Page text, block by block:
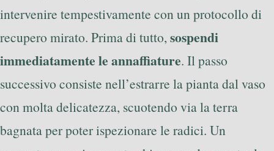
intervenire tempestivamente con un protocollo di
recupero mirato. Prima di tutto, sospendi
immediatamente le annaffiature. Il passo
successivo consiste nell’estrarre la pianta dal vaso
con molta delicatezza, scuotendo via la terra
bagnata per poter ispezionare le radici. Un